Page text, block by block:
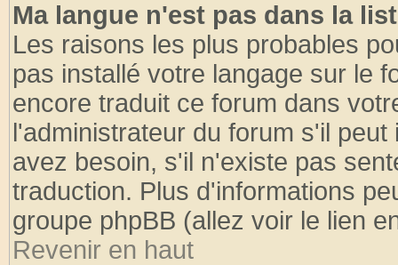
Ma langue n'est pas dans la
Les raisons les plus probables
pas installé votre langage sur le
encore traduit ce forum dans
l'administrateur du forum s'il
avez besoin, s'il n'existe pas
traduction. Plus d'informations
groupe phpBB (allez voir le lien
Revenir en haut